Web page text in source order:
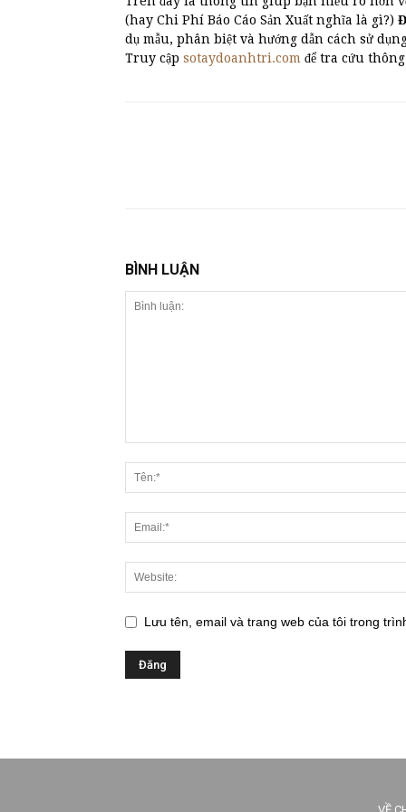
(hay Chi Phí Báo Cáo Sản Xuất nghĩa là gì?)
dụ mẫu, phân biệt và hướng dẫn cách sử
Truy cập sotaydoanhtri.com để tra cứu
BÌNH LUẬN
Lưu tên, email và trang web của tôi trong